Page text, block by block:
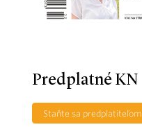
Predplatné KN
Staňte sa predplatiteľom